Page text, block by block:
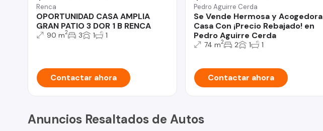
Renca
OPORTUNIDAD CASA AMPLIA
GRAN PATIO 3 DOR 1 B RENCA
90 m2 3 1 1
Contactar ahora
Pedro Aguirre Cerda
Se Vende Hermosa y Acogedora
Casa Con ¡Precio Rebajado! en
Pedro Aguirre Cerda
74 m2 2 1 1
Contactar ahora
Anuncios Resaltados de Autos